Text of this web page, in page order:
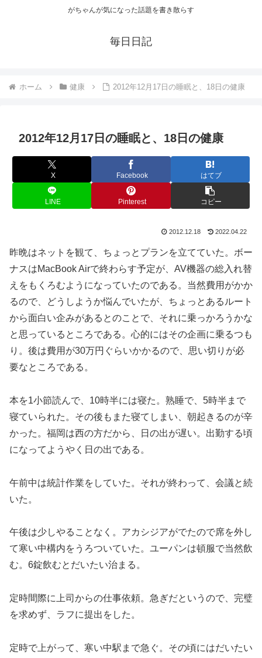
がちゃんが気になった話題を書き散らす
毎日日記
ホーム 健康 2012年12月17日の睡眠と、18日の健康
2012年12月17日の睡眠と、18日の健康
X Facebook はてブ
LINE Pinterest コピー
2012.12.18 2022.04.22
昨晩はネットを観て、ちょっとプランを立てていた。ボー
ナスはMacBook Airで終わらす予定が、AV機器の総入れ替
えをもくろむようになっていたのである。当然費用がかか
るので、どうしようか悩んでいたが、ちょっとあるルート
から面白い企みがあるとのことで、それに乗っかろうかな
と思っているところである。心的にはその企画に乗るつも
り。後は費用が30万円ぐらいかかるので、思い切りが必
要なところである。
本を1小節読んで、10時半には寝た。熟睡で、5時半まで
寝ていられた。その後もまた寝てしまい、朝起きるのが辛
かった。福岡は西の方だから、日の出が遅い。出勤する頃
になってようやく日の出である。
午前中は統計作業をしていた。それが終わって、会議と続
いた。
午後は少しやることなく。アカシジアがでたので席を外し
て寒い中構内をうろついていた。ユーパンは頓服で当然飲
む。6錠飲むとだいたい治まる。
定時間際に上司からの仕事依頼。急ぎだというので、完璧
を求めず、ラフに提出をした。
定時で上がって、寒い中駅まで急ぐ。その頃にはだいたい